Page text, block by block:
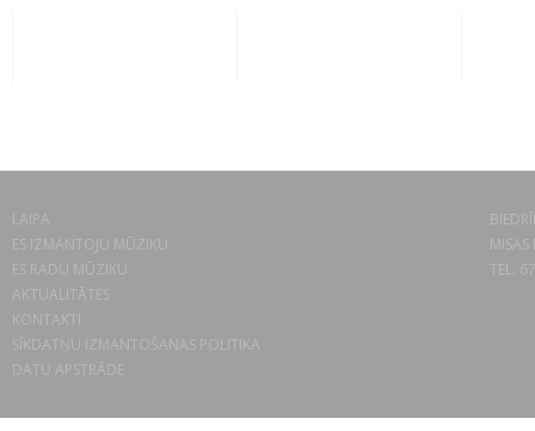
LAIPA
ES IZMANTOJU MŪZIKU
ES RADU MŪZIKU
AKTUALITĀTES
KONTAKTI
SĪKDATŅU IZMANTOŠANAS POLITIKA
DATU APSTRĀDE
TEL.